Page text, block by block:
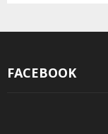
FACEBOOK